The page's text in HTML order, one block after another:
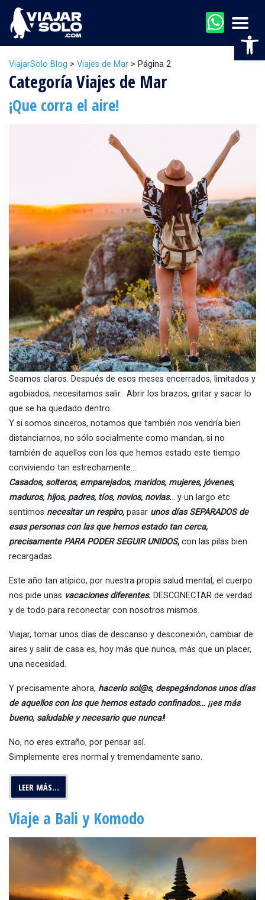
ViajarSolo Blog > Viajes de Mar > Página 2
Categoría Viajes de Mar
¡Que corra el aire!
Seamos claros. Después de esos meses encerrados, limitados y
agobiados, necesitamos salir. Abrir los brazos, gritar y sacar lo
que se ha quedado dentro.
Y si somos sinceros, notamos que también nos vendría bien
distanciarnos, no sólo socialmente como mandan, si no
también de aquellos con los que hemos estado este tiempo
conviviendo tan estrechamente…
Casados, solteros, emparejados, maridos, mujeres, jóvenes,
maduros, hijos, padres, tíos, novios, novias... y un largo etc
sentimos necesitar un respiro, pasar unos días SEPARADOSde
esas personas con las que hemos estado tan cerca,
precisamente PARA PODER SEGUIR UNIDOS, con las pilas bien
recargadas.
Este año tan atípico, por nuestra propia salud mental, el cuerpo
nos pide unas vacaciones diferentes. DESCONECTAR de verdad
y de todo para reconectar con nosotros mismos.
Viajar, tomar unos días de descanso y desconexión, cambiar de
aires y salir de casa es, hoy más que nunca, más que un placer,
una necesidad.
Y precisamente ahora, hacerlo sol@s, despegándonos unos días
de aquellos con los que hemos estado confinados… ¡¡es más
bueno, saludable y necesario que nunca!!
No, no eres extraño, por pensar así.
Simplemente eres normal y tremendamente sano.
LEER MÁS…
Viaje a Bali y Komodo